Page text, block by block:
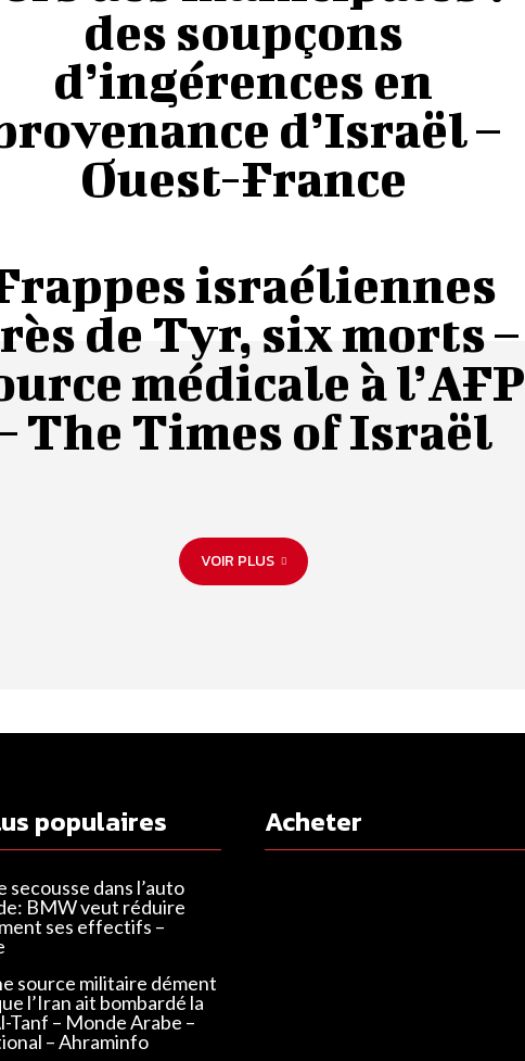
des soupçons
d’ingérences en
d’Israël –
Ouest-France
israéliennes
de Tyr, six morts –
médicale à l’AFP
The Times of Israël
VOIR PLUS
populaires
secousse dans l’auto
BMW veut réduire
ses effectifs –
source militaire dément
l’Iran ait bombardé la
Tanf – Monde Arabe –
– Ahraminfo
Acheter